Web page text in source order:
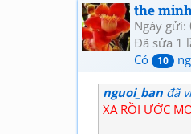
the
Ngày
Đã sửa 1
Có
10
nguoi_ban đã
XA RỒI ƯỚC